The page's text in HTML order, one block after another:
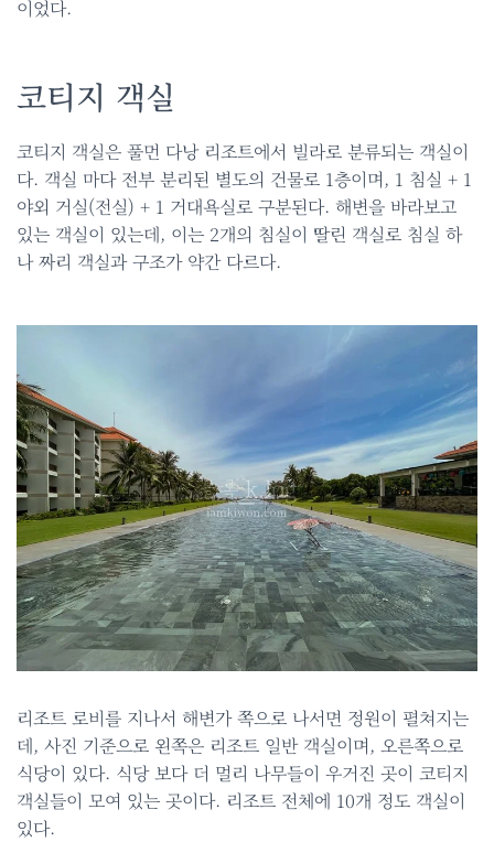
이었다.
코티지 객실
코티지 객실은 풀먼 다낭 리조트에서 빌라로 분류되는 객실이
다. 객실 마다 전부 분리된 별도의 건물로 1층이며, 1 침실 + 1
야외 거실(전실) + 1 거대욕실로 구분된다. 해변을 바라보고
있는 객실이 있는데, 이는 2개의 침실이 딸린 객실로 침실 하
나 짜리 객실과 구조가 약간 다르다.
리조트 로비를 지나서 해변가 쪽으로 나서면 정원이 펼쳐지는
데, 사진 기준으로 왼쪽은 리조트 일반 객실이며, 오른쪽으로
식당이 있다. 식당 보다 더 멀리 나무들이 우거진 곳이 코티지
객실들이 모여 있는 곳이다. 리조트 전체에 10개 정도 객실이
있다.